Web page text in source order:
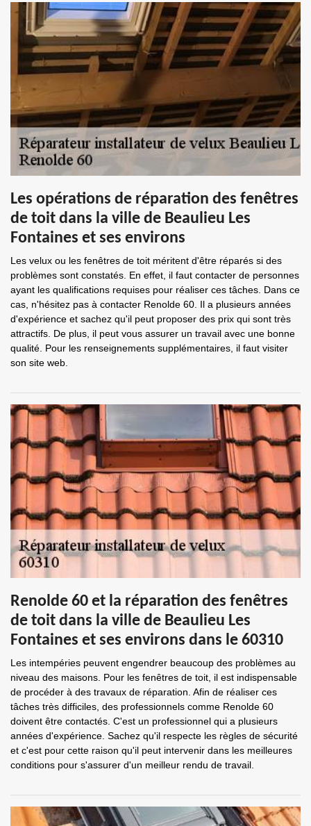
Les opérations de réparation des fenêtres
de toit dans la ville de Beaulieu Les
Fontaines et ses environs
Les velux ou les fenêtres de toit méritent d'être réparés si des
problèmes sont constatés. En effet, il faut contacter de personnes
ayant les qualifications requises pour réaliser ces tâches. Dans ce
cas, n'hésitez pas à contacter Renolde 60. Il a plusieurs années
d'expérience et sachez qu'il peut proposer des prix qui sont très
attractifs. De plus, il peut vous assurer un travail avec une bonne
qualité. Pour les renseignements supplémentaires, il faut visiter
son site web.
Renolde 60 et la réparation des fenêtres
de toit dans la ville de Beaulieu Les
Fontaines et ses environs dans le 60310
Les intempéries peuvent engendrer beaucoup des problèmes au
niveau des maisons. Pour les fenêtres de toit, il est indispensable
de procéder à des travaux de réparation. Afin de réaliser ces
tâches très difficiles, des professionnels comme Renolde 60
doivent être contactés. C'est un professionnel qui a plusieurs
années d'expérience. Sachez qu'il respecte les règles de sécurité
et c'est pour cette raison qu'il peut intervenir dans les meilleures
conditions pour s'assurer d'un meilleur rendu de travail.